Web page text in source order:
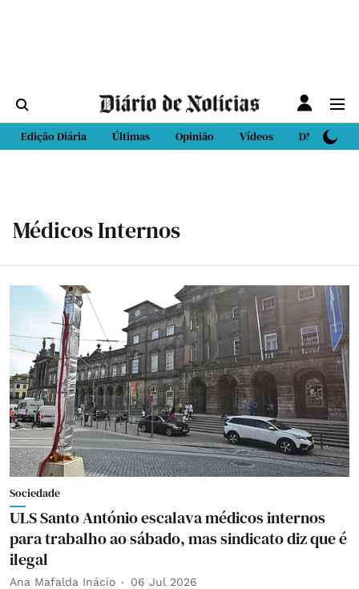
Edição Diária Últimas Opinião Vídeos DN Sport
Médicos Internos
Sociedade
ULS Santo António escalava médicos internos
para trabalho ao sábado, mas sindicato diz que é
ilegal
Ana Mafalda Inácio 06 Jul 2026